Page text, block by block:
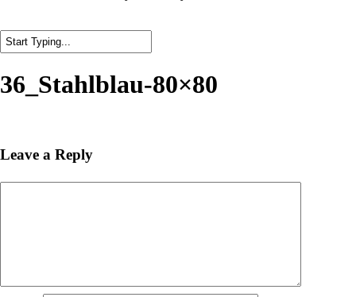
Search
36_Stahlblau-80×80
Leave a Reply